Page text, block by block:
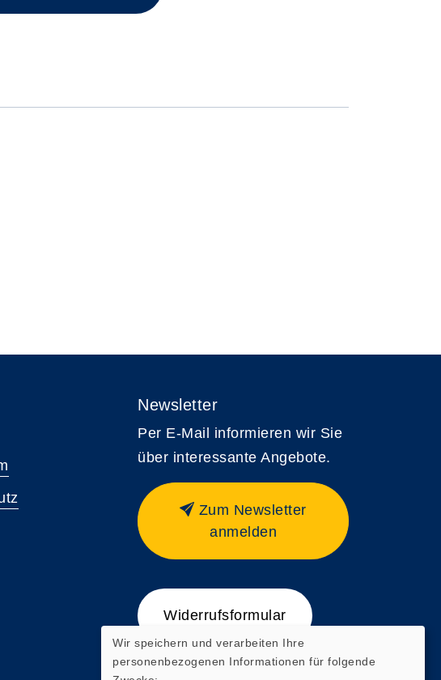
Newsletter
Per E-Mail informieren wir Sie
über interessante Angebote.
Zum Newsletter
anmelden
Widerrufsformular
Wir speichern und verarbeiten Ihre
personenbezogenen Informationen für folgende